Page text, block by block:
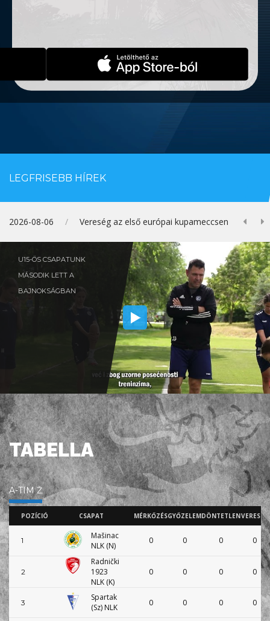
LEGFRISEBB HÍREK
2026-07-23 / Vereség Felcsúton
U15-ÖS CSAPATUNK
MÁSODIK LETT A
BAJNOKSÁGBAN
TABELLA
A-TIM Ž
POZÍCIÓ CSAPAT MÉRKŐZÉSGYŐZELEMDÖNTETLENVERESÉG
1
Mašinac
NLK (N)
0 0 0 0
2
Radnički
1923
NLK (K)
0 0 0 0
3
Spartak
(Sz) NLK
0 0 0 0